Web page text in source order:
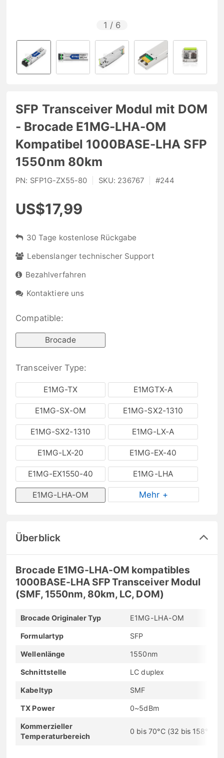
1 / 6
SFP Transceiver Modul mit DOM
- Brocade E1MG-LHA-OM
Kompatibel 1000BASE-LHA SFP
1550nm 80km
PN: SFP1G-ZX55-80 SKU: 236767 #244
US$17,99
30 Tage kostenlose Rückgabe
Lebenslanger technischer Support
Bezahlverfahren
Kontaktiere uns
Compatible:
Brocade
Transceiver Type:
E1MG-TX E1MGTX-A
E1MG-SX-OM E1MG-SX2-1310
E1MG-SX2-1310 E1MG-LX-A
E1MG-LX-20 E1MG-EX-40
E1MG-EX1550-40 E1MG-LHA
E1MG-LHA-OM Mehr +
Überblick
Brocade E1MG-LHA-OM kompatibles
1000BASE-LHA SFP Transceiver Modul
(SMF, 1550nm, 80km, LC, DOM)
Brocade Originaler Typ E1MG-LHA-OM
Formulartyp SFP
Wellenlänge 1550nm
Schnittstelle LC duplex
Kabeltyp SMF
TX Power 0~5dBm
Kommerzieller
Temperaturbereich
0 bis 70°C (32 bis 158°F)